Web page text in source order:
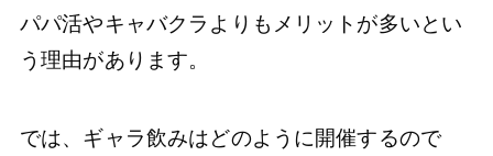
パパ活やキャバクラよりもメリットが多いとい
う理由があります。
では、ギャラ飲みはどのように開催するので